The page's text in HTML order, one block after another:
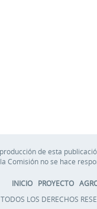
de esta
Comisión no se hace
INICIO PROYECTO
TODOS LOS DERECHOS